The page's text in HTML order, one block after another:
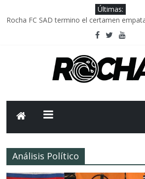
Últimas:
Rocha FC SAD termino el certamen
Delegación parlamentaria uruguaya llega a
Caso Charles Carrera: la causa que
Criminalidad en Uruguay: menos
Análisis Político